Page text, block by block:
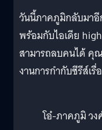
วันนี้ภาคภูมิกลับมา
พร้อมกับไอเดีย
สามารถลบคนได้ คุ
งานการกำกับซีรีส์เรื่
โอ๋-ภาคภูมิ ว